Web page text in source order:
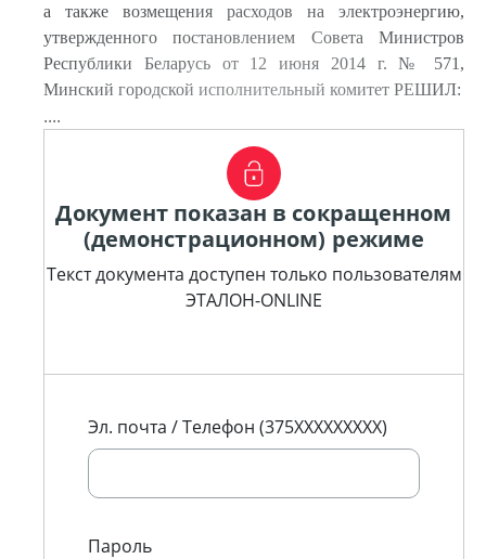
а также возмещения расходов на электроэнергию,
утвержденного постановлением Совета Министров
Республики Беларусь от 12 июня 2014 г. № 571,
Минский городской исполнительный комитет РЕШИЛ:
....
Документ показан в сокращенном
(демонстрационном) режиме
Текст документа доступен только пользователям
ЭТАЛОН-ONLINE
Эл. почта / Телефон (375XXXXXXXXX)
Пароль